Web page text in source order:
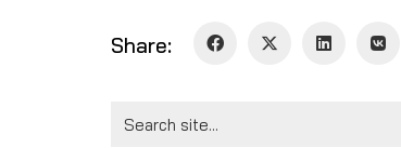
Share:
for: